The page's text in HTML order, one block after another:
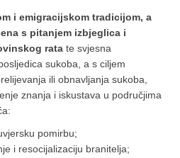
i emigracijskom tradicijom, a
s pitanjem izbjeglica i
rata te svjesna
sukoba, a s ciljem
ili obnavljanja sukoba,
znanja i iskustava u područjima
pomirbu;
i resocijalizaciju branitelja;